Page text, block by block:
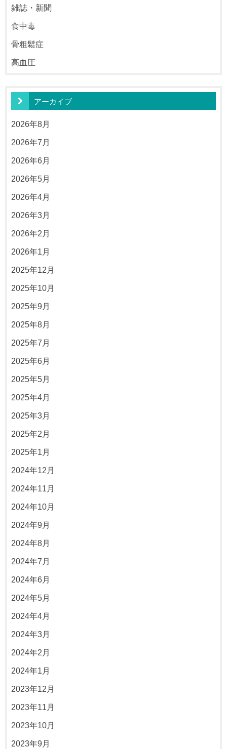
雑誌・新聞
食中毒
骨粗鬆症
高血圧
アーカイブ
2026年8月
2026年7月
2026年6月
2026年5月
2026年4月
2026年3月
2026年2月
2026年1月
2025年12月
2025年10月
2025年9月
2025年8月
2025年7月
2025年6月
2025年5月
2025年4月
2025年3月
2025年2月
2025年1月
2024年12月
2024年11月
2024年10月
2024年9月
2024年8月
2024年7月
2024年6月
2024年5月
2024年4月
2024年3月
2024年2月
2024年1月
2023年12月
2023年11月
2023年10月
2023年9月